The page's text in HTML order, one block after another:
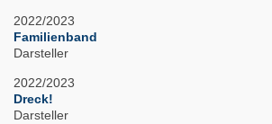
2022/2023
Familienband
Darsteller
2022/2023
Dreck!
Darsteller